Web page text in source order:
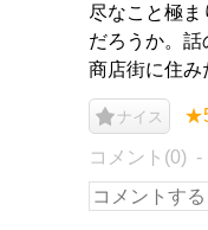
尽なこと極ま
だろうか。話
商店街に住み
ナイス
コメント(0)